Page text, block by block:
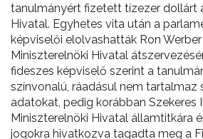
tanulmányért fizetett tízezer dollárt
Hivatal. Egyhetes vita után a
képviselői elolvashatták Ron
Miniszterelnöki Hivatal
fideszes képviselő szerint a
színvonalú, ráadásul nem tartalmaz
adatokat, pedig korábban Szekeres
Miniszterelnöki Hivatal államtitkára
jogokra hivatkozva tagadta meg a